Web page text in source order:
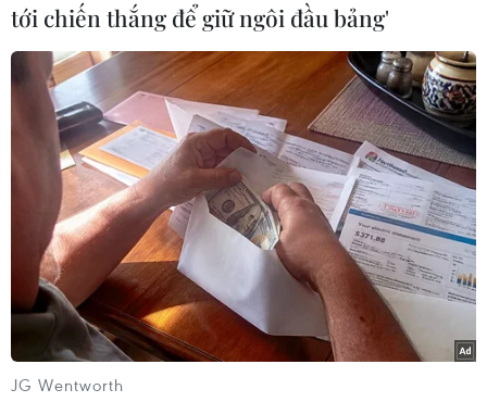
#USS Theodore Roosevelt
#COVID-19
#Chuyến thăm Đà Nẵng
#Virus SARS-CoV-2
#Tử vong
Mỹ
tới chiến thắng để giữ ngôi đầu bảng'
JG Wentworth